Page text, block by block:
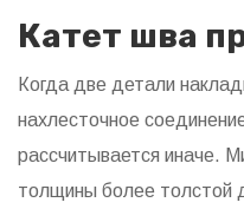
Катет шва
Когда две детали
нахлесточное
рассчитывается иначе.
толщины более толстой